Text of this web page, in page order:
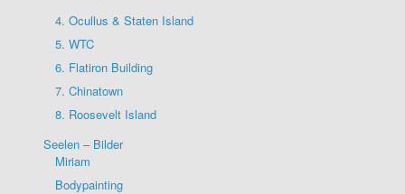
4. Ocullus & Staten Island
5. WTC
6. Flatiron Building
7. Chinatown
8. Roosevelt Island
Seelen – Bilder
Miriam
Bodypainting